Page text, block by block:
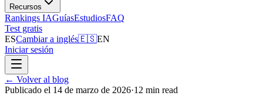
Recursos
Rankings IAGuíasEstudiosFAQ
Test gratis
ESCambiar a inglés🇪🇸EN
Iniciar sesión
← Volver al blog
Publicado el 14 de marzo de 2026·12 min read